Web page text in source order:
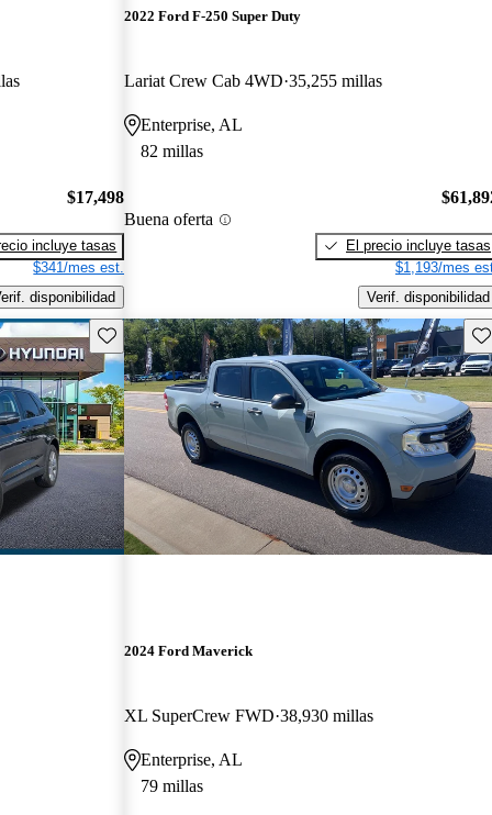
$17,498
incluye tasas
$341/mes est.
disponibilidad
2022 Ford F-250 Super Duty
Lariat Crew Cab 4WD 35,255 millas
Enterprise, AL
82 millas
Buena oferta
El precio incluye tasas
$1,193/mes
Verif. disponibilidad
Guarda este Aviso
2024 Ford Maverick
XL SuperCrew FWD 38,930 millas
Enterprise, AL
79 millas